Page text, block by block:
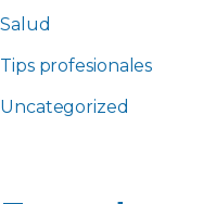
Salud
Tips profesionales
Uncategorized